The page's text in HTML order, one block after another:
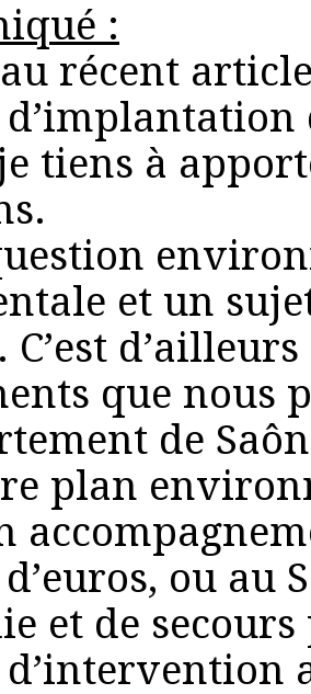
:
récent
tiens à
et un
que nous
de
plan
ou au
et de